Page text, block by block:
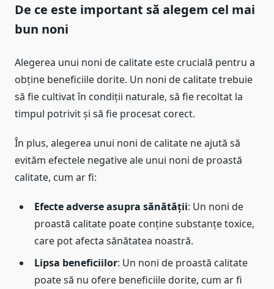
De ce este important să alegem cel mai
bun noni
Alegerea unui noni de calitate este crucială pentru a
obține beneficiile dorite. Un noni de calitate trebuie
să fie cultivat în condiții naturale, să fie recoltat la
timpul potrivit și să fie procesat corect.
În plus, alegerea unui noni de calitate ne ajută să
evităm efectele negative ale unui noni de proastă
calitate, cum ar fi:
Efecte adverse asupra sănătății: Un noni de
proastă calitate poate conține substanțe toxice,
care pot afecta sănătatea noastră.
Lipsa beneficiilor: Un noni de proastă calitate
poate să nu ofere beneficiile dorite, cum ar fi